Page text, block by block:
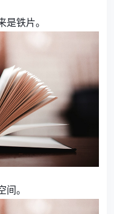
铁片。
。